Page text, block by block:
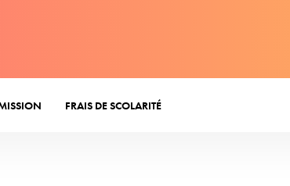
FRAIS DE SCOLARITÉ